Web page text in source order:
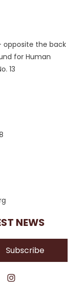
opposite the back
for Human
13
NEWS